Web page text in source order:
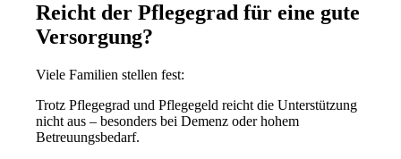
Reicht der Pflegegrad für eine gute
Versorgung?
Viele Familien stellen fest:
Trotz Pflegegrad und Pflegegeld reicht die Unterstützung
nicht aus – besonders bei Demenz oder hohem
Betreuungsbedarf.